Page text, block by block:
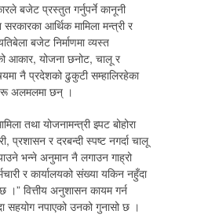
बजेट प्रस्तुत गर्नुपर्ने कानूनी
आर्थिक मामिला मन्त्री र
बजेट निर्माणमा व्यस्त
आकार, योजना छनोट, चालू र
नै प्रदेशको ढुकुटी सम्हालिरहेका
अलमलमा छन् ।
तथा योजनामन्त्री झ्पट बोहोरा
प्रशासन र दरबन्दी स्पष्ट नगर्दा चालू
भन्ने अनुमान नै लगाउन गाह्रो
र कार्यालयको संख्या यकिन नहुँदा
।” वित्तीय अनुशासन कायम गर्न
सहयोग नपाएको उनको गुनासो छ ।